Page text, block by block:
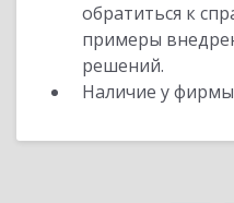
обратиться к
примеры
решений.
Наличие у